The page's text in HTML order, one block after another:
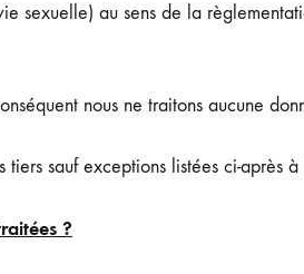
sexuelle) au sens de la
nous ne traitons aucune
sauf exceptions listées ci-après
?